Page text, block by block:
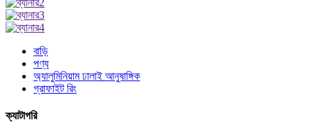
বাড়ি
পণ্য
অ্যালুমিনিয়াম ঢালাই আনুষাঙ্গিক
গ্রাফাইট রিং
ক্যাটাগরি